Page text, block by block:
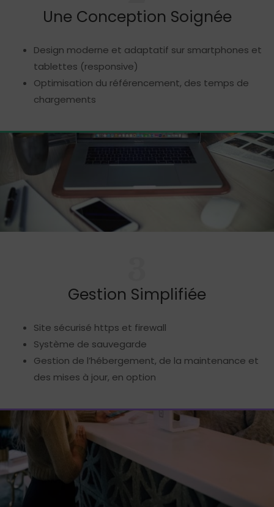
Une Conception Soignée
Design moderne et adaptatif sur smartphones et
tablettes (responsive)
Optimisation du référencement, des temps de
chargements
Gestion Simplifiée
Site sécurisé https et firewall
Système de sauvegarde
Gestion de l’hébergement, de la maintenance et
des mises à jour, en option